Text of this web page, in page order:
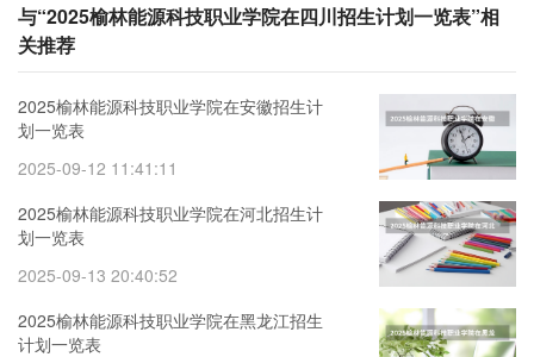
与“2025榆林能源科技职业学院在四川招生计划一览表”相
关推荐
2025榆林能源科技职业学院在安徽招生计
划一览表
2025-09-12 11:41:11
2025榆林能源科技职业学院在河北招生计
划一览表
2025-09-13 20:40:52
2025榆林能源科技职业学院在黑龙江招生
计划一览表